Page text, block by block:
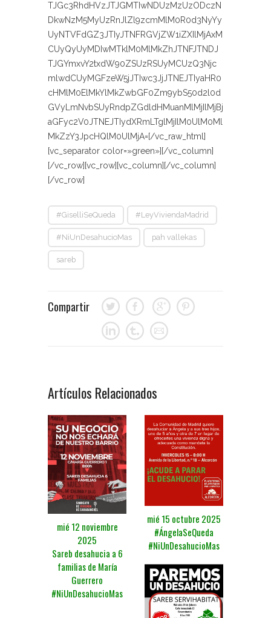
TJGc3RhdHVzJTJGMTIwNDUzMzUzODczN
DkwNzM5MyUzRnJlZl9zcmMlM0R0d3NyYy
UyNTVFdGZ3JTIyJTNFRGVjZW1iZXIlMjAxM
CUyQyUyMDIwMTklM0MlMkZhJTNFJTNDJ
TJGYmxvY2txdW90ZSUzRSUyMCUzQ3Njc
mlwdCUyMGFzeW5jJTIwc3JjJTNEJTIyaHR0
cHMlM0ElMkYlMkZwbGF0Zm9ybS50d2l0d
GVyLmNvbSUyRndpZGdldHMuanMlMjIlMjBj
aGFyc2V0JTNEJTIydXRmLTglMjIlM0UlM0Ml
MkZzY3JpcHQlM0UlMjA=[/vc_raw_html]
[vc_separator color=»green»][/vc_column]
[/vc_row][vc_row][vc_column][/vc_column]
[/vc_row]
#GiselliSeQueda #LeyViviendaMadrid
#NiUnDesahucioMas pah vallekas
sareb
Compartir
Artículos Relacionados
mié 12 noviembre
2025
Sareb desahucia a 6
familias de María
Guerrero
#NiUnDesahucioMas
mié 15 octubre 2025
#ÁngelaSeQueda
#NiUnDesahucioMas